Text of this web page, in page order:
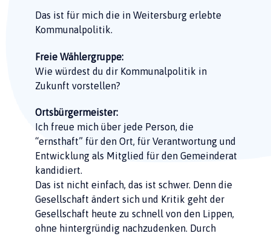
Das ist für mich die in Weitersburg erlebte
Kommunalpolitik.
Freie Wählergruppe:
Wie würdest du dir Kommunalpolitik in
Zukunft vorstellen?
Ortsbürgermeister:
Ich freue mich über jede Person, die
“ernsthaft” für den Ort, für Verantwortung und
Entwicklung als Mitglied für den Gemeinderat
kandidiert.
Das ist nicht einfach, das ist schwer. Denn die
Gesellschaft ändert sich und Kritik geht der
Gesellschaft heute zu schnell von den Lippen,
ohne hintergründig nachzudenken. Durch